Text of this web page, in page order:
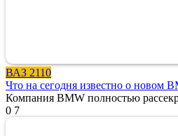
ВАЗ 2110
Что на сегодня известно о новом
Компания BMW полностью
0 7